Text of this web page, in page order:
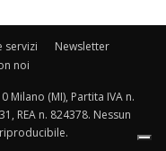
servizi
Newsletter
noi
Milano (MI), Partita IVA n.
REA n. 824378. Nessun